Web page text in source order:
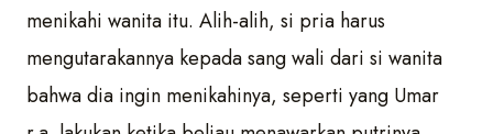
menikahi wanita itu. Alih-alih, si pria harus
mengutarakannya kepada sang wali dari si wanita
bahwa dia ingin menikahinya, seperti yang Umar